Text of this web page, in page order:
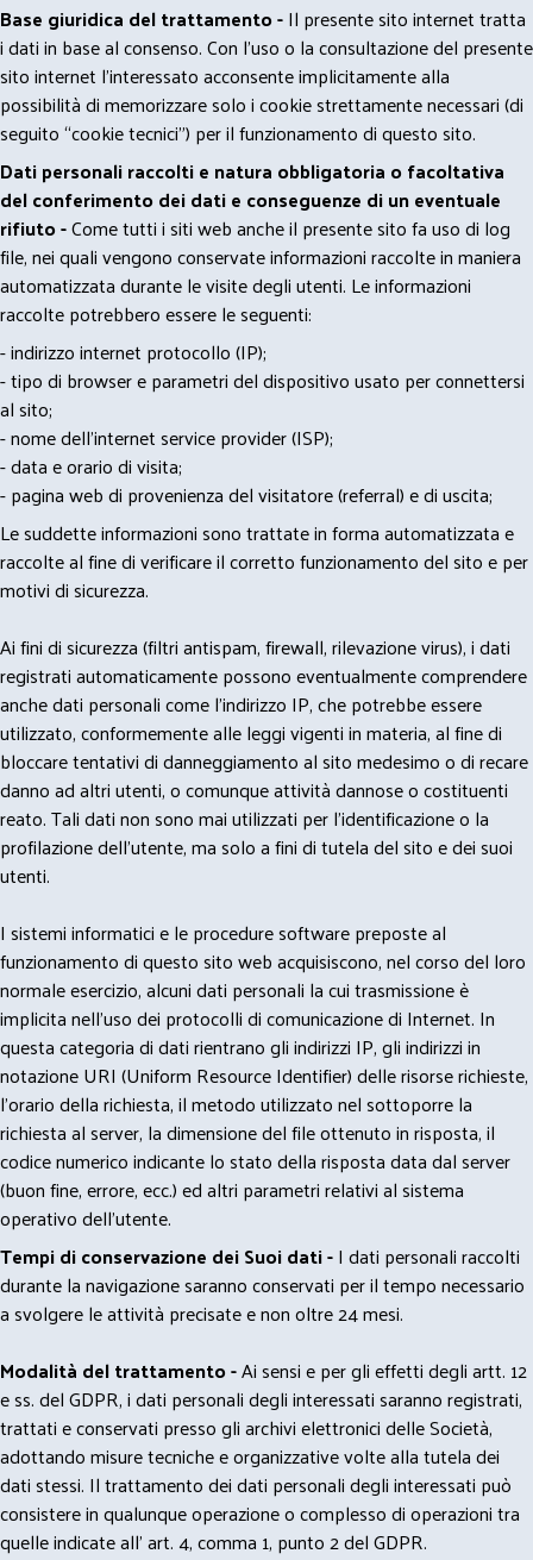
Base giuridica del trattamento -Il presente sito internet tratta
i dati in base al consenso. Con l'uso o la consultazione del presente
sito internet l’interessato acconsente implicitamente alla
possibilità di memorizzare solo i cookie strettamente necessari (di
seguito “cookie tecnici”) per il funzionamento di questo sito.
Dati personali raccolti e natura obbligatoria o facoltativa
del conferimento dei dati e conseguenze di un eventuale
rifiuto -Come tutti i siti web anche il presente sito fa uso di log
file, nei quali vengono conservate informazioni raccolte in maniera
automatizzata durante le visite degli utenti. Le informazioni
raccolte potrebbero essere le seguenti:
- indirizzo internet protocollo (IP);
- tipo di browser e parametri del dispositivo usato per connettersi
al sito;
- nome dell'internet service provider (ISP);
- data e orario di visita;
- pagina web di provenienza del visitatore (referral) e di uscita;
Le suddette informazioni sono trattate in forma automatizzata e
raccolte al fine di verificare il corretto funzionamento del sito e per
motivi di sicurezza.
Ai fini di sicurezza (filtri antispam, firewall, rilevazione virus), i dati
registrati automaticamente possono eventualmente comprendere
anche dati personali come l'indirizzo IP, che potrebbe essere
utilizzato, conformemente alle leggi vigenti in materia, al fine di
bloccare tentativi di danneggiamento al sito medesimo o di recare
danno ad altri utenti, o comunque attività dannose o costituenti
reato. Tali dati non sono mai utilizzati per l'identificazione o la
profilazione dell'utente, ma solo a fini di tutela del sito e dei suoi
utenti.
I sistemi informatici e le procedure software preposte al
funzionamento di questo sito web acquisiscono, nel corso del loro
normale esercizio, alcuni dati personali la cui trasmissione è
implicita nell'uso dei protocolli di comunicazione di Internet. In
questa categoria di dati rientrano gli indirizzi IP, gli indirizzi in
notazione URI (Uniform Resource Identifier) delle risorse richieste,
l'orario della richiesta, il metodo utilizzato nel sottoporre la
richiesta al server, la dimensione del file ottenuto in risposta, il
codice numerico indicante lo stato della risposta data dal server
(buon fine, errore, ecc.) ed altri parametri relativi al sistema
operativo dell'utente.
Tempi di conservazione dei Suoi dati -I dati personali raccolti
durante la navigazione saranno conservati per il tempo necessario
a svolgere le attività precisate e non oltre 24 mesi.
Modalità del trattamento -Ai sensi e per gli effetti degli artt. 12
e ss. del GDPR, i dati personali degli interessati saranno registrati,
trattati e conservati presso gli archivi elettronici delle Società,
adottando misure tecniche e organizzative volte alla tutela dei
dati stessi. Il trattamento dei dati personali degli interessati può
consistere in qualunque operazione o complesso di operazioni tra
quelle indicate all' art. 4, comma 1, punto 2 del GDPR.